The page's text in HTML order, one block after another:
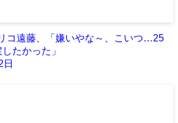
コ遠藤、「嫌いやな～、こいつ…25
たかった」